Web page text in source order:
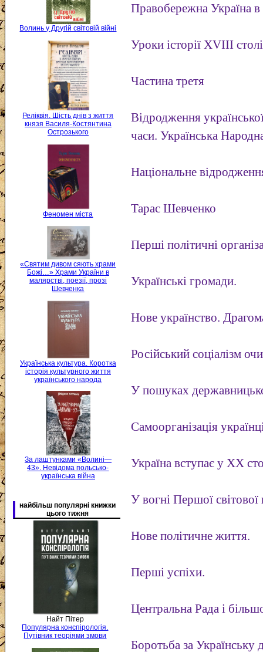
Волинь у Другій світовій війні
Реліквія. Шість днів з життя
князя Василя-Костянтина
Острозького
Феномен міста
«Святим дивом сяють храми
Божі…» Храми України в
малярстві, поезії, прозі
Шевченка
Українська культура. Коротка
історія культурного життя
українського народа
За лаштунками «Волині—
43». Невідома польсько-
українська війна
найбільш популярні книжки
цього тижня
Найт Пітер
Популярна конспірологія.
Путівник теоріями змови
Правобережна Україна в
Уроки історії XVIII
Частина третя
Відродження
часи. Українська
Національне
Тарас Шевченко
Перші політичні
Українські громади.
Нове українство.
Російський соціалізм
У пошуках
Самоорганізація
Україна вступає у XX
У вогні Першої світової
Нове політичне життя.
Перші успіхи.
Центральна Рада і
Боротьба за Українську